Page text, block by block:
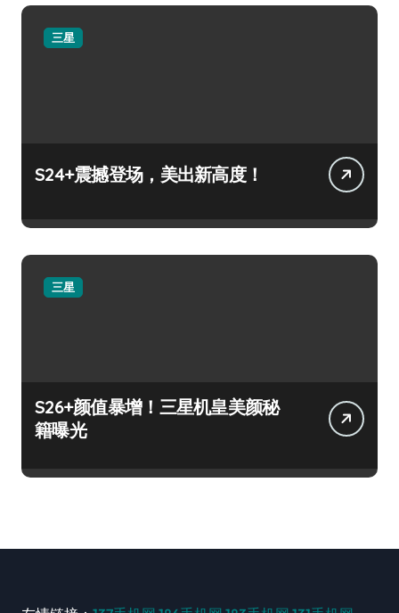
三星
S24+震撼登场，美出新高度！
三星
S26+颜值暴增！三星机皇美颜秘
籍曝光